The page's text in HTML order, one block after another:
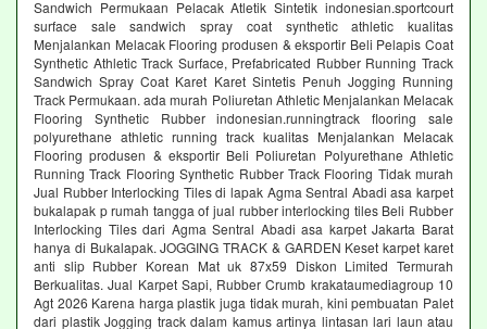
Sandwich Permukaan Pelacak Atletik Sintetik indonesian.sportcourt
surface sale sandwich spray coat synthetic athletic kualitas
Menjalankan Melacak Flooring produsen & eksportir Beli Pelapis Coat
Synthetic Athletic Track Surface, Prefabricated Rubber Running Track
Sandwich Spray Coat Karet Karet Sintetis Penuh Jogging Running
Track Permukaan. ada murah Poliuretan Athletic Menjalankan Melacak
Flooring Synthetic Rubber indonesian.runningtrack flooring sale
polyurethane athletic running track kualitas Menjalankan Melacak
Flooring produsen & eksportir Beli Poliuretan Polyurethane Athletic
Running Track Flooring Synthetic Rubber Track Flooring Tidak murah
Jual Rubber Interlocking Tiles di lapak Agma Sentral Abadi asa karpet
bukalapak p rumah tangga of jual rubber interlocking tiles Beli Rubber
Interlocking Tiles dari Agma Sentral Abadi asa karpet Jakarta Barat
hanya di Bukalapak. JOGGING TRACK & GARDEN Keset karpet karet
anti slip Rubber Korean Mat uk 87x59 Diskon Limited Termurah
Berkualitas. Jual Karpet Sapi, Rubber Crumb krakataumediagroup 10
Agt 2026 Karena harga plastik juga tidak murah, kini pembuatan Palet
dari plastik Jogging track dalam kamus artinya lintasan lari laun atau